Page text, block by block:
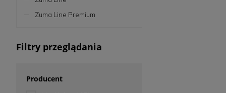
Zuma Line Premium
Filtry przeglądania
Producent